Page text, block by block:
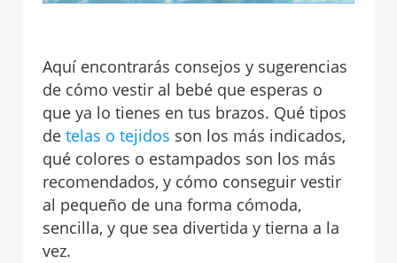
Aquí encontrarás consejos y sugerencias
de cómo vestir al bebé que esperas o
que ya lo tienes en tus brazos. Qué tipos
detelas o tejidos son los más indicados,
qué colores o estampados son los más
recomendados, y cómo conseguir vestir
al pequeño de una forma cómoda,
sencilla, y que sea divertida y tierna a la
vez.